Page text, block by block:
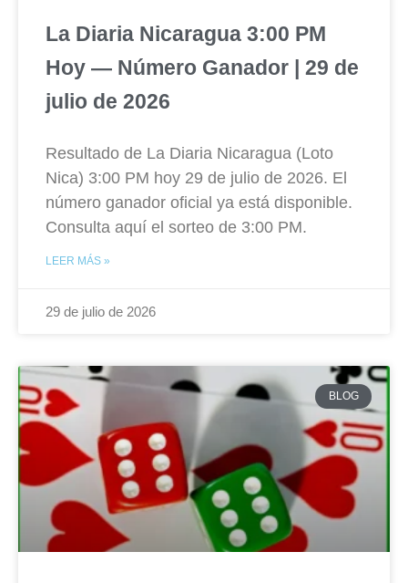
La Diaria Nicaragua 3:00 PM
Hoy — Número Ganador | 29 de
julio de 2026
Resultado de La Diaria Nicaragua (Loto
Nica) 3:00 PM hoy 29 de julio de 2026. El
número ganador oficial ya está disponible.
Consulta aquí el sorteo de 3:00 PM.
LEER MÁS »
29 de julio de 2026
BLOG